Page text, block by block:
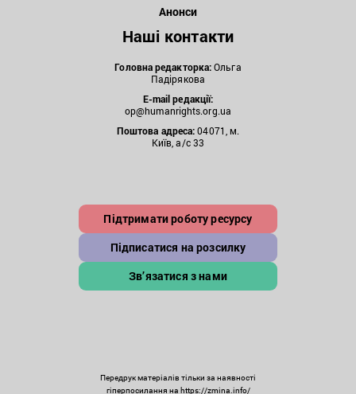
Анонси
Наші контакти
Головна редакторка:Ольга
Падірякова
E-mail редакції:
op@humanrights.org.ua
Поштова адреса:04071, м.
Київ, а/с 33
Підтримати роботу ресурсу
Підписатися на розсилку
Зв’язатися з нами
Передрук матеріалів тільки за наявності
гіперпосилання на https://zmina.info/